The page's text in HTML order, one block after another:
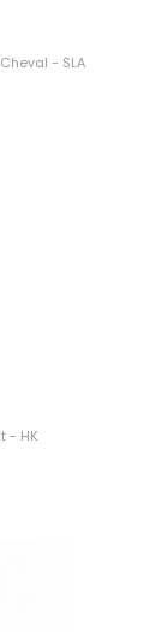
- SLA
- HK